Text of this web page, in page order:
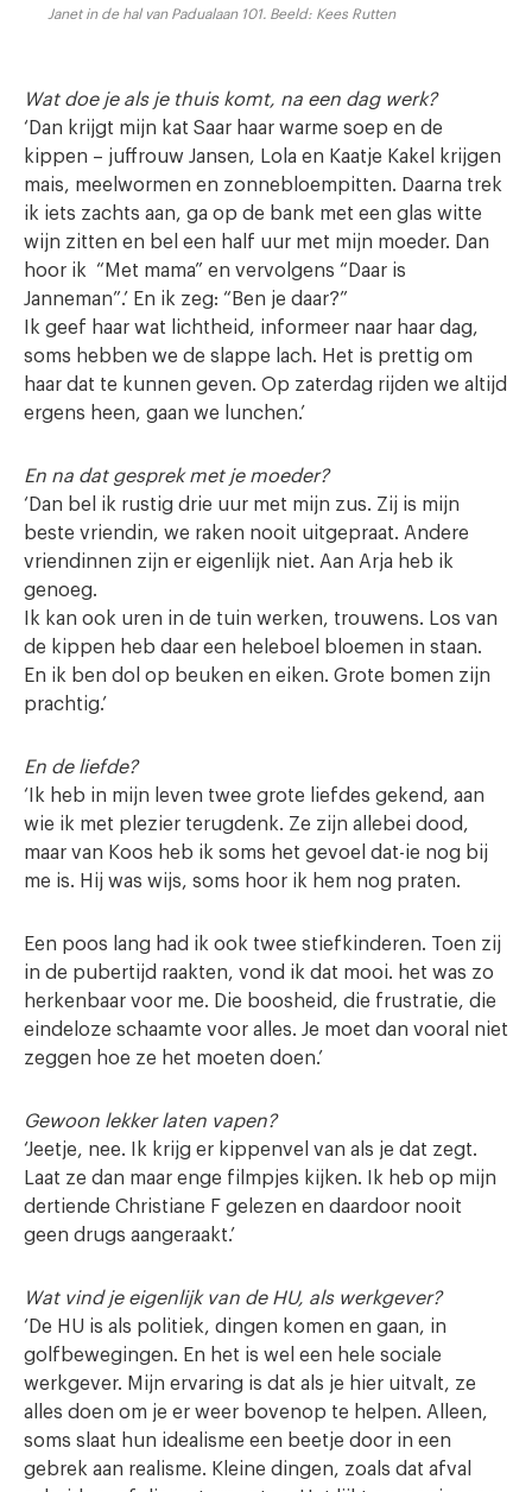
Janet in de hal van Padualaan 101. Beeld: Kees Rutten
Wat doe je als je thuis komt, na een dag werk?
‘Dan krijgt mijn kat Saar haar warme soep en de
kippen – juffrouw Jansen, Lola en Kaatje Kakel krijgen
mais, meelwormen en zonnebloempitten. Daarna trek
ik iets zachts aan, ga op de bank met een glas witte
wijn zitten en bel een half uur met mijn moeder. Dan
hoor ik “Met mama” en vervolgens “Daar is
Janneman”.’ En ik zeg: “Ben je daar?”
Ik geef haar wat lichtheid, informeer naar haar dag,
soms hebben we de slappe lach. Het is prettig om
haar dat te kunnen geven. Op zaterdag rijden we altijd
ergens heen, gaan we lunchen.’
En na dat gesprek met je moeder?
‘Dan bel ik rustig drie uur met mijn zus. Zij is mijn
beste vriendin, we raken nooit uitgepraat. Andere
vriendinnen zijn er eigenlijk niet. Aan Arja heb ik
genoeg.
Ik kan ook uren in de tuin werken, trouwens. Los van
de kippen heb daar een heleboel bloemen in staan.
En ik ben dol op beuken en eiken. Grote bomen zijn
prachtig.’
En de liefde?
‘Ik heb in mijn leven twee grote liefdes gekend, aan
wie ik met plezier terugdenk. Ze zijn allebei dood,
maar van Koos heb ik soms het gevoel dat-ie nog bij
me is. Hij was wijs, soms hoor ik hem nog praten.
Een poos lang had ik ook twee stiefkinderen. Toen zij
in de pubertijd raakten, vond ik dat mooi. het was zo
herkenbaar voor me. Die boosheid, die frustratie, die
eindeloze schaamte voor alles. Je moet dan vooral niet
zeggen hoe ze het moeten doen.’
Gewoon lekker laten vapen?
‘Jeetje, nee. Ik krijg er kippenvel van als je dat zegt.
Laat ze dan maar enge filmpjes kijken. Ik heb op mijn
dertiende Christiane F gelezen en daardoor nooit
geen drugs aangeraakt.’
Wat vind je eigenlijk van de HU, als werkgever?
‘De HU is als politiek, dingen komen en gaan, in
golfbewegingen. En het is wel een hele sociale
werkgever. Mijn ervaring is dat als je hier uitvalt, ze
alles doen om je er weer bovenop te helpen. Alleen,
soms slaat hun idealisme een beetje door in een
gebrek aan realisme. Kleine dingen, zoals dat afval